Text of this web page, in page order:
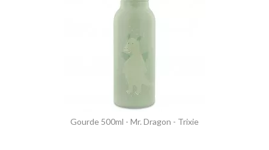
Gourde 500ml - Mr. Dragon - Trixie